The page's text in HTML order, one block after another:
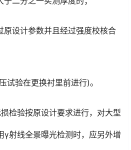
设计参数并且经过强度校核合
验在更换衬里前进行)。
检验按原设计要求进行，对大型
γ射线全景曝光检测时，应另外增